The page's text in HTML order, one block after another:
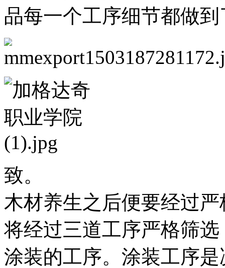
品每一个工序细节都做到
致。
木材养生之后便要经过
将经过三道工序严格筛
涂装的工序。涂装工序